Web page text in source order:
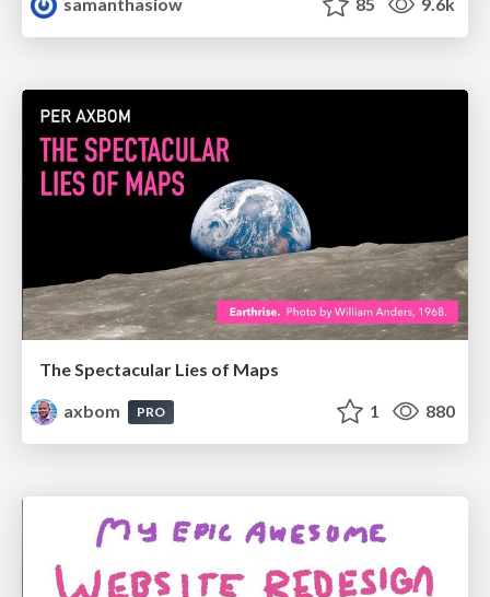
The Spectacular Lies of Maps
axbom
PRO 1 880